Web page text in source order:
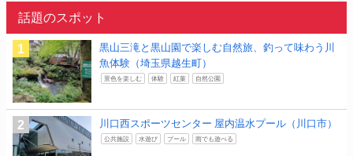
話題のスポット
黒山三滝と黒山園で楽しむ自然旅、釣って味わう川
魚体験（埼玉県越生町）
景色を楽しむ 体験 紅葉 自然公園
川口西スポーツセンター 屋内温水プール（川口市）
公共施設 水遊び プール 雨でも遊べる